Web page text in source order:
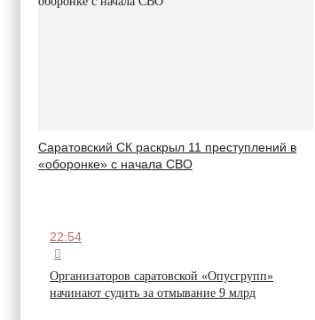
Саратовский СК раскрыл 11 преступлений в
«оборонке» с начала СВО
22:54
Организаторов саратовской «Опусгрупп»
начинают судить за отмывание 9 млрд